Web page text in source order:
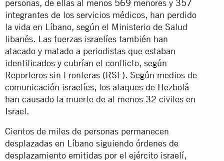
personas, de ellas al menos 569 menores y 357
integrantes de los servicios médicos, han perdido
la vida en Líbano, según el Ministerio de Salud
libanés. Las fuerzas israelíes también han
atacado y matado a periodistas que estaban
identificados y cubrían el conflicto, según
Reporteros sin Fronteras (RSF). Según medios de
comunicación israelíes, los ataques de Hezbolá
han causado la muerte de al menos 32 civiles en
Israel.
Cientos de miles de personas permanecen
desplazadas en Líbano siguiendo órdenes de
desplazamiento emitidas por el ejército israelí,